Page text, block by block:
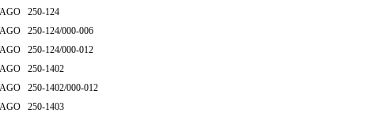
250-124
250-124/000-006
250-124/000-012
250-1402
250-1402/000-012
250-1403